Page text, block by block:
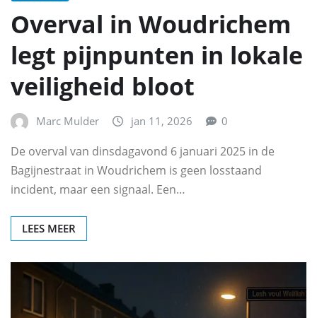
Overval in Woudrichem
legt pijnpunten in lokale
veiligheid bloot
Marc Mulder jan 11, 2026 0
De overval van dinsdagavond 6 januari 2025 in de
Bagijnestraat in Woudrichem is geen losstaand
incident, maar een signaal. Een…
LEES MEER